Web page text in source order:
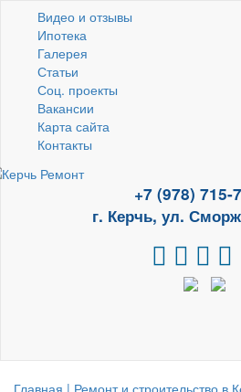
Видео и отзывы
Ипотека
Галерея
Статьи
Соц. проекты
Вакансии
Карта сайта
Контакты
+7 (978) 715-
г. Керчь, ул.
Главная | Ремонт и строительство в